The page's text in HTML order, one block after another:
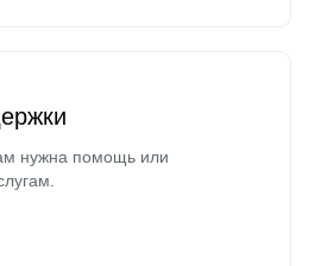
нужна помощь или